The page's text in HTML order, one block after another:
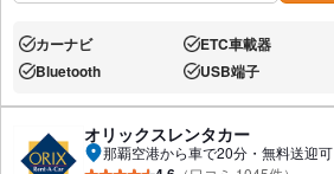
あり:カーナビ あり:ETC車載器
あり:Bluetooth あり:USB端子
オリックスレンタカー
那覇空港から車で20分・無料送迎可